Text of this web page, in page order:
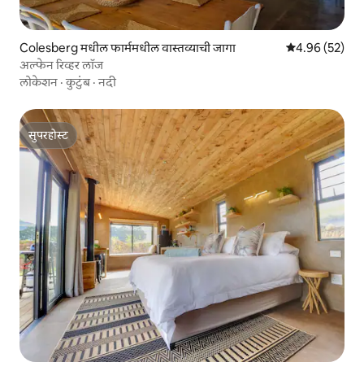
Colesberg मधील फार्ममधील वास्तव्याची जागा 5 पैकी 4.96
4.96 (52)
अल्फेन रिव्हर लॉज
लोकेशन ·कुटुंब·नदी
सुपरहोस्ट
सुपरहोस्ट